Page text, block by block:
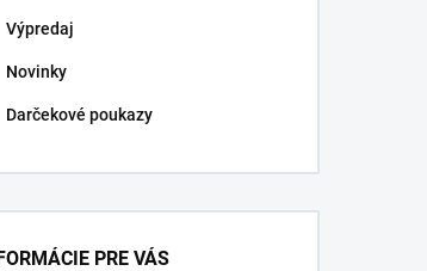
Výpredaj
Novinky
Darčekové poukazy
PRE VÁS